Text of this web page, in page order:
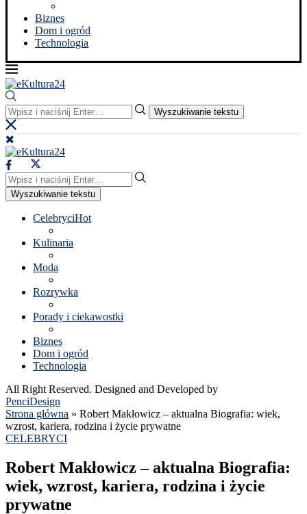
Biznes
Dom i ogród
Technologia
Wyszukiwanie tekstu
Wyszukiwanie tekstu
CelebryciHot
Kulinaria
Moda
Rozrywka
Porady i ciekawostki
Biznes
Dom i ogród
Technologia
All Right Reserved. Designed and Developed by
PenciDesign
Strona główna » Robert Makłowicz – aktualna Biografia: wiek,
wzrost, kariera, rodzina i życie prywatne
CELEBRYCI
Robert Makłowicz – aktualna Biografia:
wiek, wzrost, kariera, rodzina i życie
prywatne